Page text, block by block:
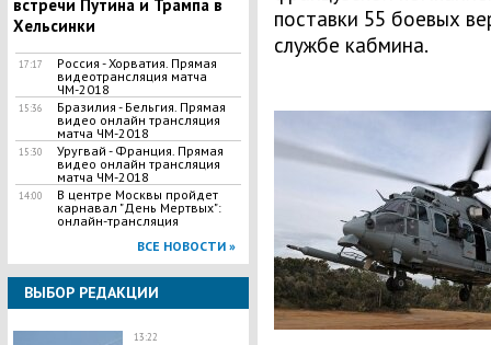
встречи Путина и Трампа в
Хельсинки
17:17
Россия - Хорватия. Прямая
видеотрансляция матча
ЧМ-2018
15:36
Бразилия - Бельгия. Прямая
видео онлайн трансляция
матча ЧМ-2018
15:30
Уругвай - Франция. Прямая
видео онлайн трансляция
матча ЧМ-2018
14:00
В центре Москвы пройдет
карнавал "День Мертвых":
онлайн-трансляция
ВСЕ НОВОСТИ »
ВЫБОР РЕДАКЦИИ
13:22
поставки 55 боевых
службе кабмина.